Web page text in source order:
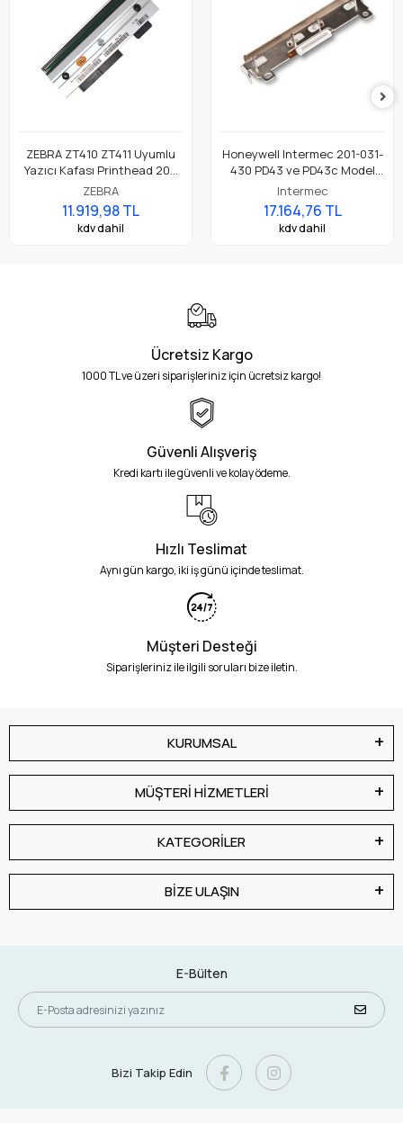
ZEBRA ZT410 ZT411 Uyumlu
Yazıcı Kafası Printhead 203
Dpi Parça No: P1058930-009
ZEBRA
11.919,98 TL
kdv dahil
Honeywell Intermec 201-031-
430 PD43 ve PD43c Model
Barkod Etiket Yazıcı 203 Dpi
Termal Baskı Kafası
Intermec
17.164,76 TL
kdv dahil
Ücretsiz Kargo
1000 TL ve üzeri siparişleriniz için ücretsiz kargo!
Güvenli Alışveriş
Kredi kartı ile güvenli ve kolay ödeme.
Hızlı Teslimat
Aynı gün kargo, iki iş günü içinde teslimat.
Müşteri Desteği
Siparişleriniz ile ilgili soruları bize iletin.
KURUMSAL
MÜŞTERİ HİZMETLERİ
KATEGORİLER
BİZE ULAŞIN
E-Bülten
Bizi Takip Edin